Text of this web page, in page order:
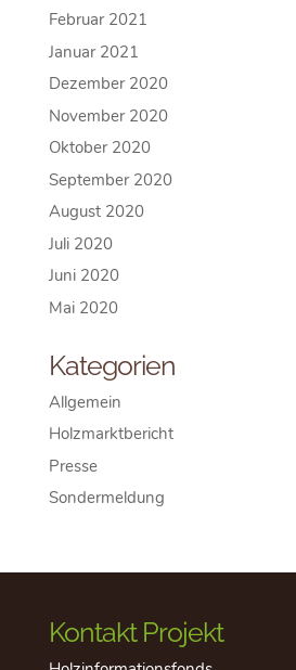
Februar 2021
Januar 2021
Dezember 2020
November 2020
Oktober 2020
September 2020
August 2020
Juli 2020
Juni 2020
Mai 2020
Kategorien
Allgemein
Holzmarktbericht
Presse
Sondermeldung
Kontakt Projekt